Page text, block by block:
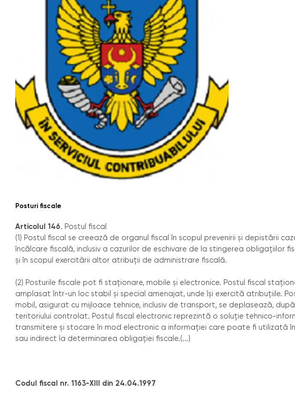
Posturi fiscale
Articolul 146. Postul fiscal
(1) Postul fiscal se creează de organul fiscal în scopul prevenirii şi depistării
încălcare fiscală, inclusiv a cazurilor de eschivare de la stingerea obligaţiilor
şi în scopul exercitării altor atribuţii de administrare fiscală.
(2) Posturile fiscale pot fi staţionare, mobile şi electronice. Postul fiscal
amplasat într-un loc stabil şi special amenajat, unde îşi exercită atribuţiile.
mobil, asigurat cu mijloace tehnice, inclusiv de transport, se deplasează,
teritoriului controlat. Postul fiscal electronic reprezintă o soluţie tehnico-
transmitere şi stocare în mod electronic a informaţiei care poate fi utilizată
sau indirect la determinarea obligaţiei fiscale.(...)
Codul fiscal nr. 1163-XIII din 24.04.1997